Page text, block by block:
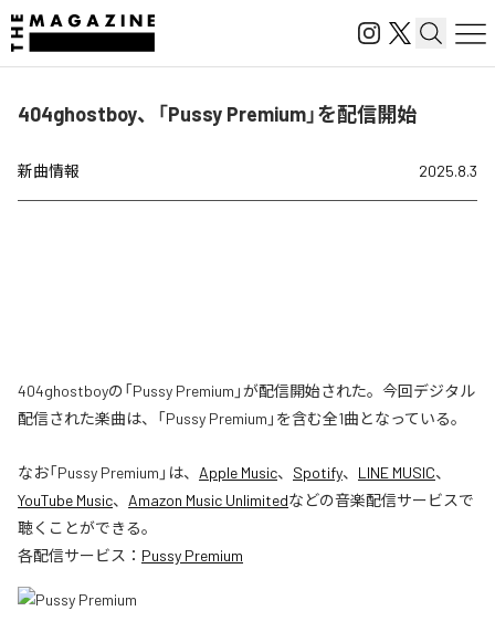
404ghostboy、「Pussy Premium」を配信開始
新曲情報 2025.8.3
404ghostboyの「Pussy Premium」が配信開始された。今回デジタル
配信された楽曲は、「Pussy Premium」を含む全1曲となっている。
なお「Pussy Premium 」は、 Apple Music、 Spotify、 LINE MUSIC、
YouTube Music、 Amazon Music Unlimitedなどの音楽配信サービスで
聴くことができる。
各配信サービス： Pussy Premium